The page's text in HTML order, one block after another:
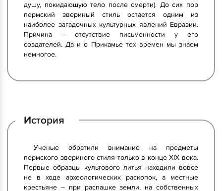
душу, покидающую тело после смерти). До сих пор
пермский звериный стиль остается одним из
наиболее загадочных культурных явлений Евразии.
Причина – отсутствие письменности у его
создателей. Да и о Прикамье тех времен мы знаем
немногое.
История
Ученые обратили внимание на предметы
пермского звериного стиля только в конце XIX века.
Первые образцы культового литья находили вовсе
не в ходе археологических раскопок, а местные
крестьяне – при распашке земли, на собственных